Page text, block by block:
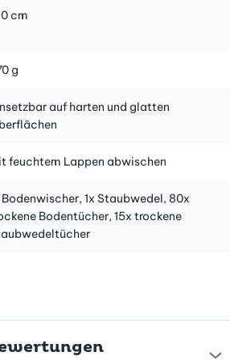
CreaClean Boden- und Staubwischer
wie Reinigen zu einem wahren
sauberen und strahlenden Umgebung zu
cm
g
auf harten und glatten
feuchtem Lappen abwischen
Bodenwischer, 1x Staubwedel, 80x
Bodentücher, 15x trockene